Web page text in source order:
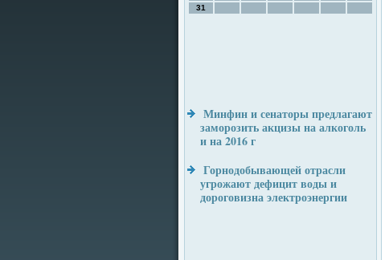
31
Минфин и сенаторы предлагают
заморозить акцизы на алкоголь
и на 2016 г
Горнодобывающей отрасли
угрожают дефицит воды и
дороговизна электроэнергии